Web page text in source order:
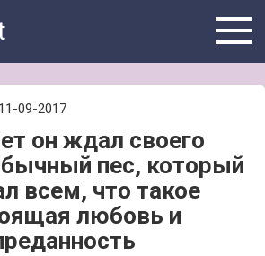
09-2017
он ждал своего
пес, который
всем, что такое
любовь и